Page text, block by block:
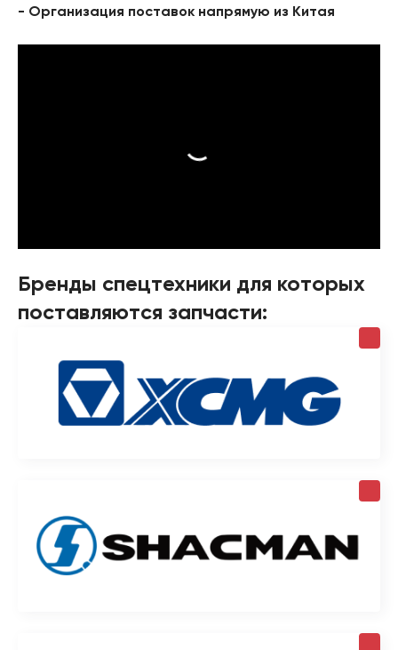
- Организация поставок напрямую из Китая
Бренды спецтехники для которых
поставляются запчасти: